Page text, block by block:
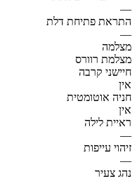
—
התראת פתיחת דלת
—
מצלמה
מצלמת רוורס
חיישני קרבה
אין
חניה אוטומטית
אין
ראיית לילה
—
זיהוי עייפות
—
נהג צעיר